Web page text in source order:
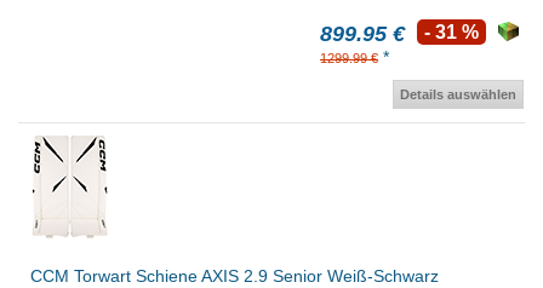
899.95 €
1299.99 € *
- 31 %
Details auswählen
CCM Torwart Schiene AXIS 2.9 Senior Weiß-Schwarz